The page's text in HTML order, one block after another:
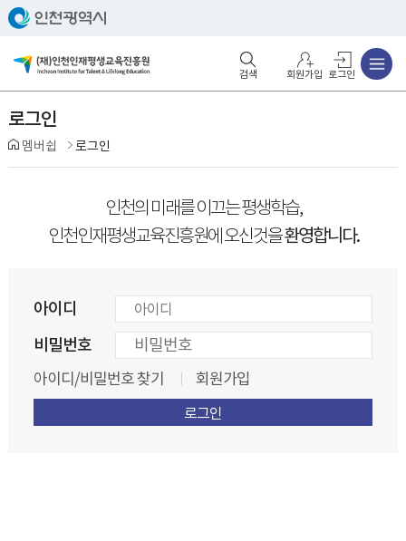
회원가입 로그인
로그인
멤버쉽 로그인
인천의 미래를 이끄는 평생학습,
인천인재평생교육진흥원에 오신것을환영합니다.
아이디
비밀번호
아이디/비밀번호 찾기 회원가입